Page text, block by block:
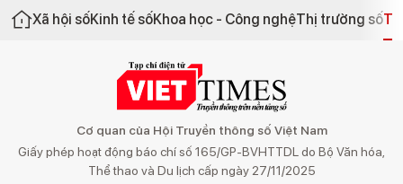
Xã hội sốKinh tế sốKhoa học - Công nghệThị trường số
Cơ quan của Hội Truyền thông số Việt Nam
Giấy phép hoạt động báo chí số 165/GP-BVHTTDL do Bộ Văn hóa,
Thể thao và Du lịch cấp ngày 27/11/2025